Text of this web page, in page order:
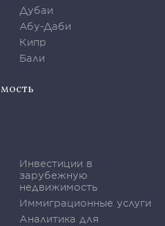
Дубаи
Абу-Даби
Кипр
Бали
Инвестиции в
зарубежную
недвижимость
Иммиграционные услуги
Аналитика для